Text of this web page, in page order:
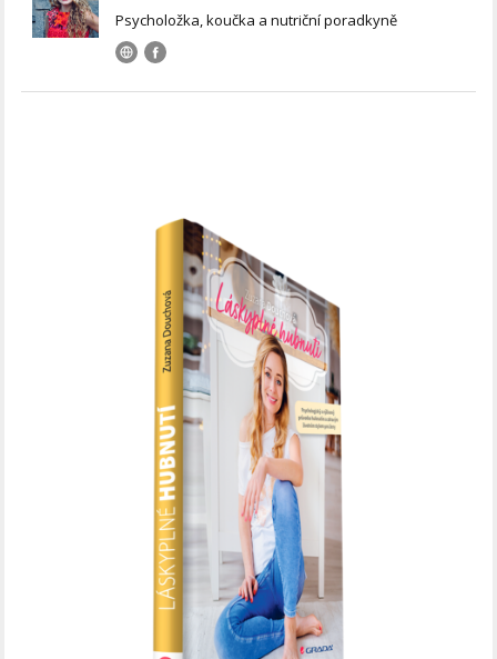
Psycholožka, koučka a nutriční poradkyně